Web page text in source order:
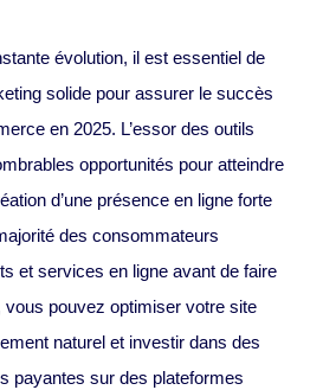
évolution, il est essentiel de
solide pour assurer le succès
en 2025. L’essor des outils
opportunités pour atteindre
d’une présence en ligne forte
des consommateurs
et services en ligne avant de faire
vous pouvez optimiser votre site
naturel et investir dans des
payantes sur des plateformes